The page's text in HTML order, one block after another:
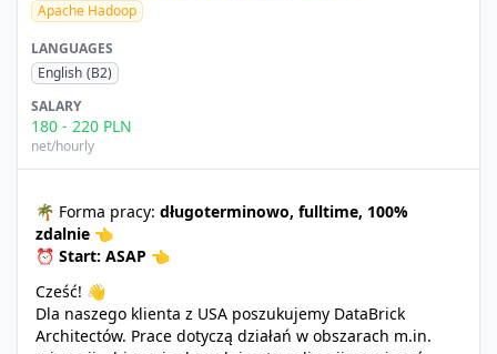
Apache Hadoop
LANGUAGES
English (B2)
SALARY
180 - 220 PLN
net/hourly
🌴 Forma pracy: długoterminowo, fulltime, 100%
zdalnie 👈
⏰ Start: ASAP 👈
Cześć! 👋
Dla naszego klienta z USA poszukujemy DataBrick
Architectów. Prace dotyczą działań w obszarach m.in.